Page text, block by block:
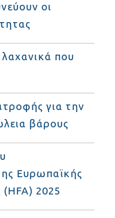
οι
που
για την
βάρους
Ευρωπαϊκής
2025